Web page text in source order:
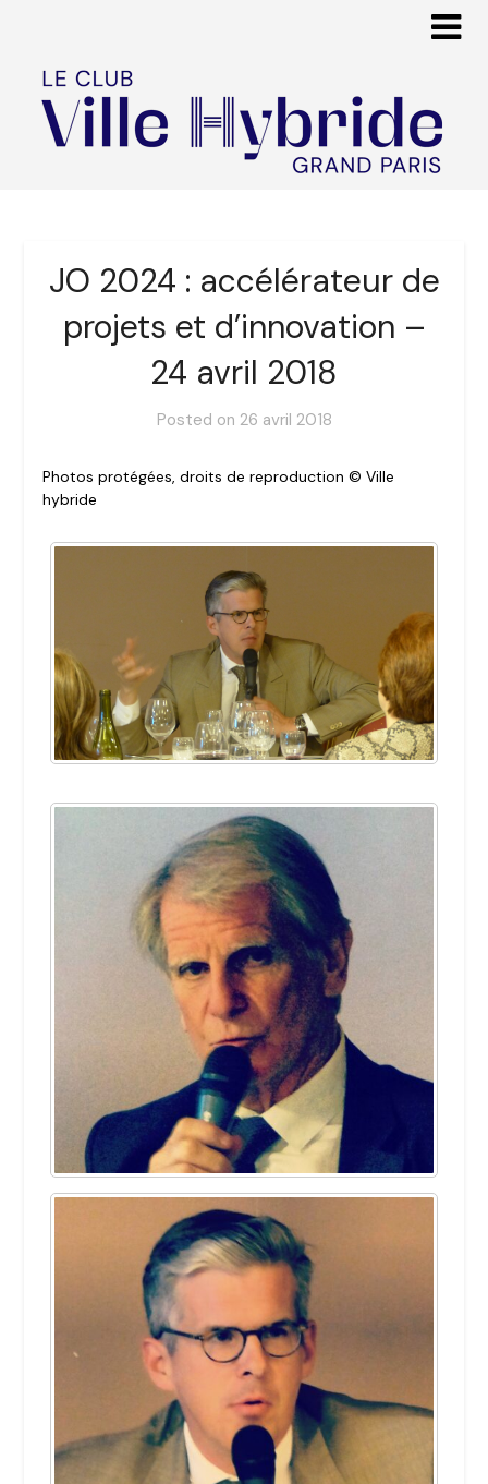
JO 2024 : accélérateur de
projets et d’innovation –
24 avril 2018
Posted on 26 avril 2018
Photos protégées, droits de reproduction © Ville
hybride